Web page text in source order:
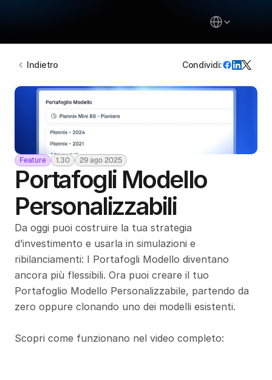
Indietro Condividi:
Feature 1.30 29 ago 2025
Portafogli Modello
Personalizzabili
Da oggi puoi costruire la tua strategia
d’investimento e usarla in simulazioni e
ribilanciamenti: I Portafogli Modello diventano
ancora più flessibili. Ora puoi creare il tuo
Portafoglio Modello Personalizzabile, partendo da
zero oppure clonando uno dei modelli esistenti.
Scopri come funzionano nel video completo:
Select Language
Chi Siamo
Inizia da qui
Newsletter
Community
Contattaci
Accedi